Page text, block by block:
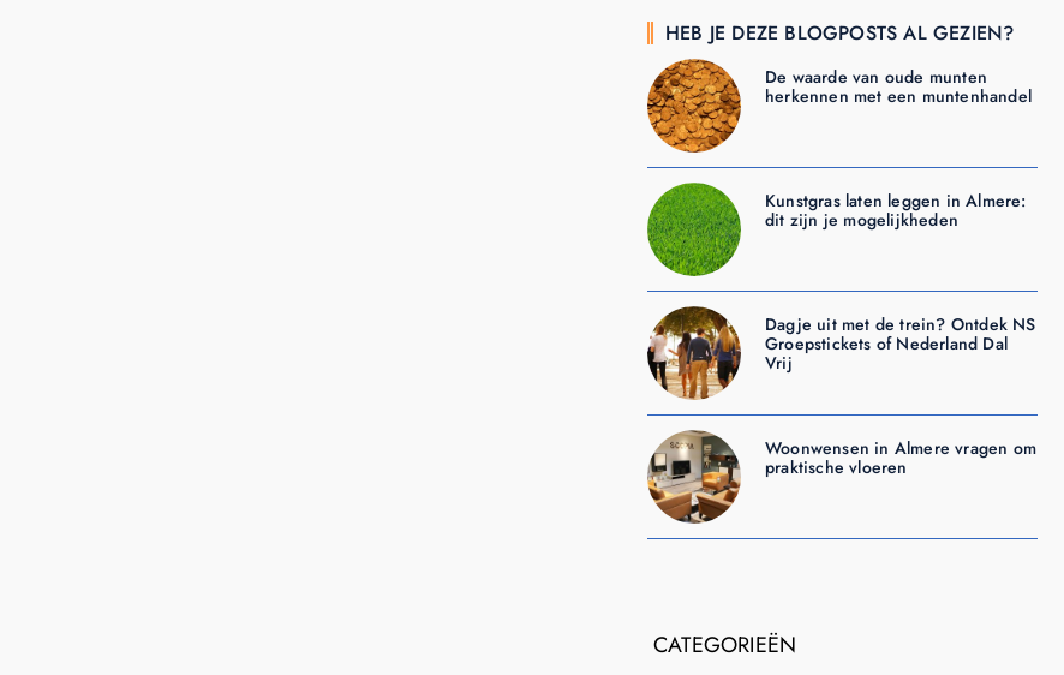
HEB JE DEZE BLOGPOSTS AL GEZIEN?
De waarde van oude munten
herkennen met een muntenhandel
Kunstgras laten leggen in Almere:
dit zijn je mogelijkheden
Dagje uit met de trein? Ontdek NS
Groepstickets of Nederland Dal
Vrij
Woonwensen in Almere vragen om
praktische vloeren
CATEGORIEËN